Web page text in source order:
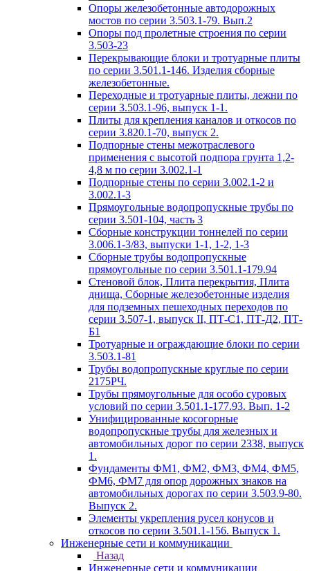
Опоры железобетонные автодорожных
мостов по серии 3.503.1-79. Вып.2
Опоры под пролетные строения по серии
3.503-23
Перекрывающие блоки и тротуарные плиты
по серии 3.501.1-146. Изделия сборные
железобетонные.
Переходные и тротуарные плиты, лежни по
серии 3.503.1-96, выпуск 1-1.
Плиты для крепления каналов и откосов по
серии 3.820.1-70, выпуск 2.
Подпорные стены межотраслевого
применения с высотой подпора грунта 1,2-
4,8 м по серии 3.002.1-1
Подпорные стены по серии 3.002.1-2 и
3.002.1-3
Прямоугольные водопропускные трубы по
серии 3.501-104, часть 3
Сборные конструкции тоннелей по серии
3.006.1-3/83, выпуски 1-1, 1-2, 1-3
Сборные трубы водопропускные
прямоугольные по серии 3.501.1-179.94
Стеновой блок, Плита перекрытия, Плита
днища, Сборные железобетонные изделия
для подземных пешеходных переходов по
серии 3.507-1, выпуск II, ПТ-С1, ПТ-Д2, ПТ-
Б1
Тротуарные и ограждающие блоки по серии
3.503.1-81
Трубы водопропускные круглые по серии
2175РЧ.
Трубы прямоугольные для особо суровых
условий по серии 3.501.1-177.93. Вып. 1-2
Унифицированные косогорные
водопропускные трубы для железных и
автомобильных дорог по серии 2338, выпуск
1.
Фундаменты ФМ1, ФМ2, ФМ3, ФМ4, ФМ5,
ФМ6, ФМ7 для опор дорожных знаков на
автомобильных дорогах по серии 3.503.9-80.
Выпуск 2.
Элементы укрепления русел конусов и
откосов по серии 3.501.1-156. Выпуск 1.
Инженерные сети и коммуникации
Назад
Инженерные сети и коммуникации